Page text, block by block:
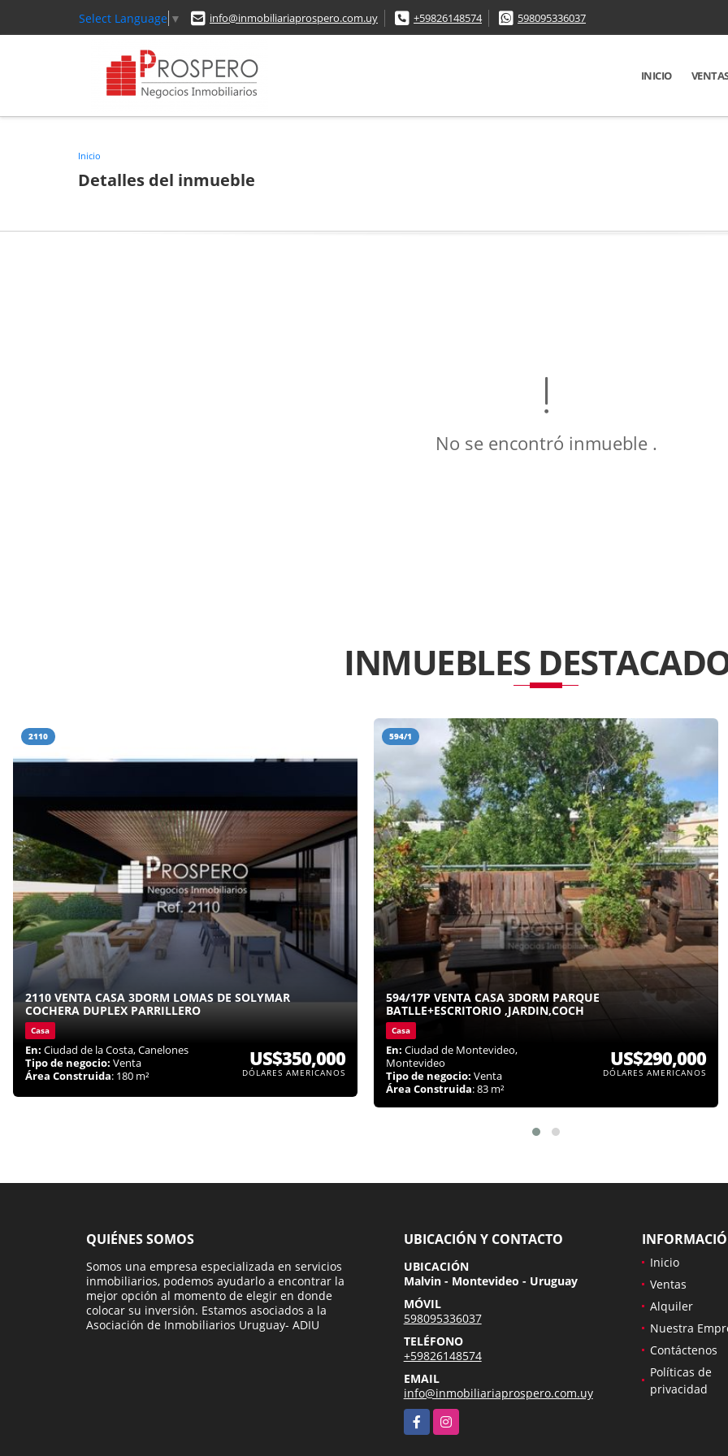
Select Language ▼ info@inmobiliariaprospero.com.uy +59826148574 598095336037
INICIO
Inicio
Detalles del inmueble
No se encontró inmueble .
INMUEBLES
2110
2110 VENTA CASA 3DORM LOMAS DE SOLYMAR
COCHERA DUPLEX PARRILLERO
Casa
En: Ciudad de la Costa, Canelones
Tipo de negocio: Venta
Área Construida: 180 m²
US$350,000
DÓLARES AMERICANOS
594/1
594/17P VENTA CASA 3DORM PARQUE
BATLLE+ESCRITORIO ,JARDIN,COCH
Casa
En: Ciudad de Montevideo,
Montevideo
Tipo de negocio: Venta
Área Construida: 83 m²
US$290,000
DÓLARES AMERICANOS
QUIÉNES SOMOS
Somos una empresa especializada en servicios
inmobiliarios, podemos ayudarlo a encontrar la
mejor opción al momento de elegir en donde
colocar su inversión. Estamos asociados a la
Asociación de Inmobiliarios Uruguay- ADIU
UBICACIÓN Y CONTACTO
UBICACIÓN
Malvin - Montevideo - Uruguay
MÓVIL
598095336037
TELÉFONO
+59826148574
EMAIL
info@inmobiliariaprospero.com.uy
FacebookInstagram
Inicio
Ventas
Alquiler
Nuestra
Contáctenos
Políticas de
privacidad